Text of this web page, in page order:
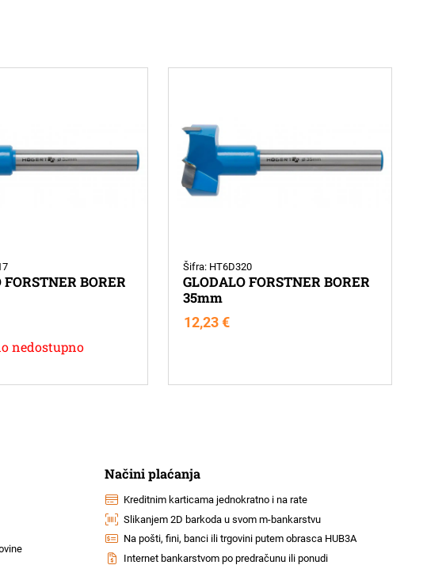
FORSTNER BORER
nedostupno
Šifra: HT6D320
GLODALO FORSTNER BORER
35mm
12,23€
Načini plaćanja
Kreditnim karticama jednokratno i na rate
Slikanjem 2D barkoda u svom m-bankarstvu
Na pošti, fini, banci ili trgovini putem obrasca HUB3A
Internet bankarstvom po predračunu ili ponudi